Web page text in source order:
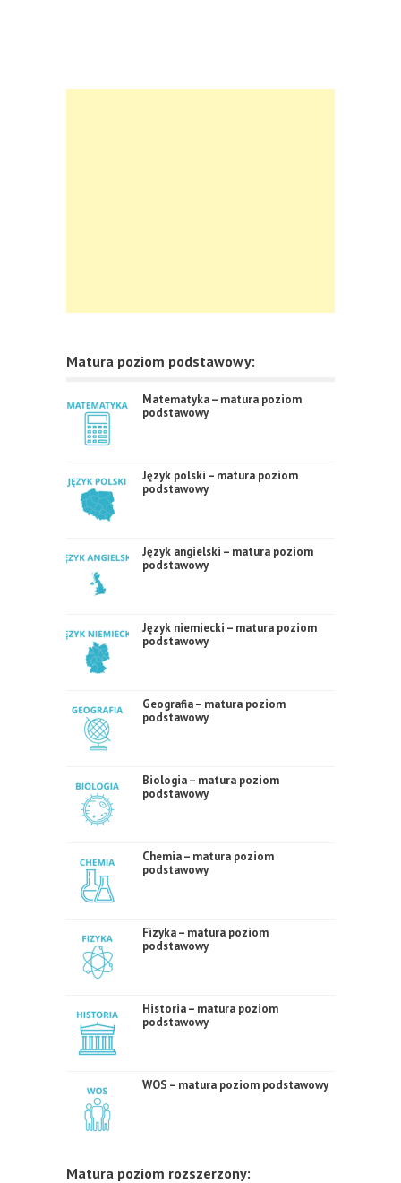
Matura poziom podstawowy:
Matematyka – matura poziom
podstawowy
Język polski – matura poziom
podstawowy
Język angielski – matura poziom
podstawowy
Język niemiecki – matura poziom
podstawowy
Geografia – matura poziom
podstawowy
Biologia – matura poziom
podstawowy
Chemia – matura poziom
podstawowy
Fizyka – matura poziom
podstawowy
Historia – matura poziom
podstawowy
WOS – matura poziom podstawowy
Matura poziom rozszerzony: